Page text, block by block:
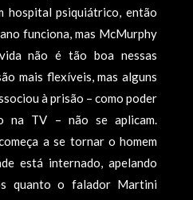
hospital psiquiátrico, então
funciona, mas McMurphy
não é tão boa nessas
mais flexíveis, mas alguns
à prisão – como poder
na TV – não se aplicam.
a se tornar o homem
está internado, apelando
quanto o falador Martini